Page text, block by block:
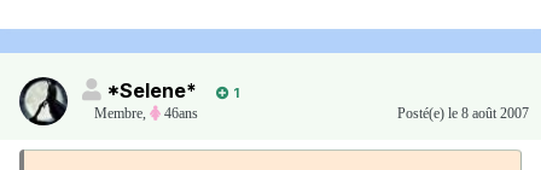
*Selene*
1
Membre, 46ans Posté(e) le 8 août 2007